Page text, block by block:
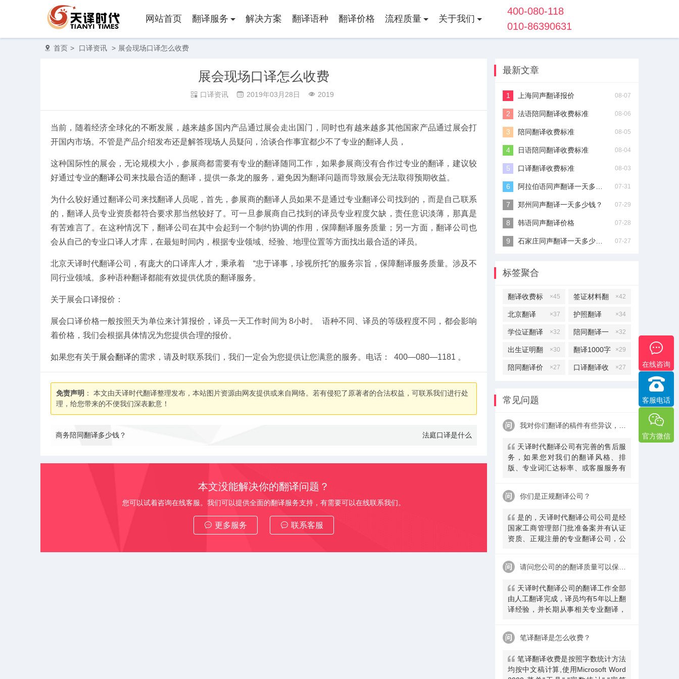
网站首页 翻译服务 解决方案 翻译语种 翻译价格 流程质量 关于我们
400-080-118
010-86390631
首页 > 口译资讯 > 展会现场口译怎么收费
展会现场口译怎么收费
口译资讯 2019年03月28日 2019
当前，随着经济全球化的不断发展，越来越多国内产品通过展会走出国门，同时也有越来越多其他国家产品通过展会打
开国内市场。不管是产品介绍发布还是解答现场人员疑问，洽谈合作事宜都少不了专业的翻译人员，
这种国际性的展会，无论规模大小，参展商都需要有专业的翻译随同工作，如果参展商没有合作过专业的翻译，建议较
好通过专业的翻译公司 来找最合适的翻译，提供一条龙的服务，避免因为翻译问题而导致展会无法取得预期收益。
为什么较好通过翻译公司来找翻译人员呢，首先，参展商的翻译人员如果不是通过专业翻译公司找到的，而是自己联系
的，翻译人员专业资质都符合要求那当然较好了。可一旦参展商自己找到的译员专业程度欠缺，责任意识淡薄，那真是
有苦难言了。在这种情况下，翻译公司在其中会起到一个制约协调的作用，保障翻译服务质量；另一方面，翻译公司也
会从自己的专业口译人才库，在最短时间内，根据专业领域、经验、地理位置等方面找出最合适的译员。
北京天译时代翻译公司，有庞大的口译库人才，秉承着 “忠于译事，珍视所托”的服务宗旨，保障翻译服务质量。涉及不
同行业领域。多种语种翻译都能有效提供优质的翻译服务。
关于展会口译报价：
展会口译价格一般按照天为单位来计算报价，译员一天工作时间为 8小时。 语种不同、译员的等级程度不同，都会影响
着价格，我们会根据具体情况为您提供合理的报价。
如果您有关于展会翻译的需求，请及时联系我们，我们一定会为您提供让您满意的服务。电话： 400—080—1181 。
免责声明 ： 本文由天译时代翻译整理发布，本站图片资源由网友提供或来自网络。若有侵犯了原著者的合法权益，可联系我们进行处
理，给您带来的不便我们深表歉意！
商务陪同翻译多少钱？ 法庭口译是什么
本文没能解决你的翻译问题？
您可以试着咨询在线客服。我们可以提供全面的翻译服务支持，有需要可以在线联系我们。
更多服务 联系客服
最新文章
上海同声翻译报价 08-07
法语陪同翻译收费标准 08-06
陪同翻译收费标准 08-05
日语陪同翻译收费标准 08-04
口译翻译收费标准 08-03
07-31
郑州同声翻译一天多少钱？ 07-29
韩语同声翻译价格 07-28
07-27
标签聚合
×45
翻译收费标
准
×42
签证材料翻
译
×37
北京翻译 ×34
护照翻译
×32
学位证翻译 ×32
陪同翻译一
天多少钱
×30
出生证明翻
译
×29
翻译1000字
多少钱
×27
陪同翻译价
×27
口译翻译收
常见问题
天译时代翻译公司有完善的售后服
务，如果您对我们的翻译风格、排
版、专业词汇达标率、或客服服务有
司提供及时服务反馈，一直到让您满
意为止。
你们是正规翻译公司？
是的，天译时代翻译公司公司是经
国家工商管理部门批准备案并有认证
资质、正规注册的专业翻译公司，公
天译时代翻译公司的翻译工作全部
由人工翻译完成，译员均有5年以上翻
译经验，并长期从事相关专业翻译，
时和客户沟通，并随时监控翻译质量
及进程，做
笔译翻译是怎么收费？
​笔译翻译收费是按照字数统计方法
均按中文稿计算,使用Microsoft Word
在线咨询
客服电话
官方微信